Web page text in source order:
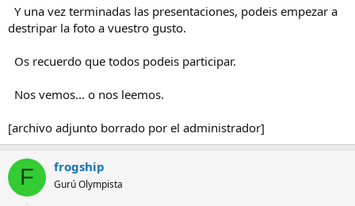
a
Y una vez terminadas las presentaciones, podeis empezar a
destripar la foto a vuestro gusto.
Os recuerdo que todos podeis participar.
Nos vemos... o nos leemos.
[archivo adjunto borrado por el administrador]
F frogship
Gurú Olympista